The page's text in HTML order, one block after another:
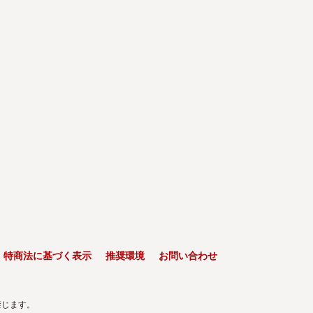
特商法に基づく表示 推奨環境
お問い合わせ
ます。